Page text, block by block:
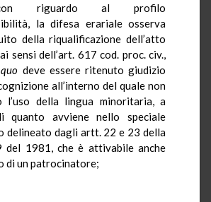
riguardo al profilo
la difesa erariale osserva
della riqualificazione dell’atto
sensi dell’art. 617 cod. proc. civ.,
deve essere ritenuto giudizio
all’interno del quale non
l’uso della lingua minoritaria, a
quanto avviene nello speciale
delineato dagli artt. 22 e 23 della
del 1981, che è attivabile anche
di un patrocinatore;